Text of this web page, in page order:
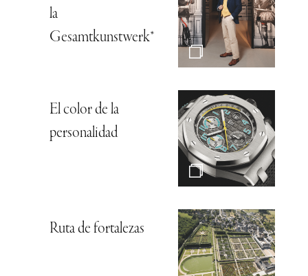
la
Gesamtkunstwerk*
El color de la
personalidad
Ruta de fortalezas